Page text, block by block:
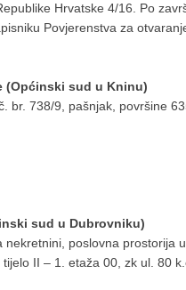
Hrvatske 4/16. Po
Povjerenstva za
(Općinski sud u Kninu)
br. 738/9, pašnjak, površine
sud u Dubrovniku)
nekretnini, poslovna prostorija
II – 1. etaža 00, zk ul. 80